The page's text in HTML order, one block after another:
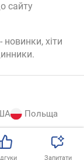
Запитати
сайту
новинки, хіти
.
Польща
ВГОРУ